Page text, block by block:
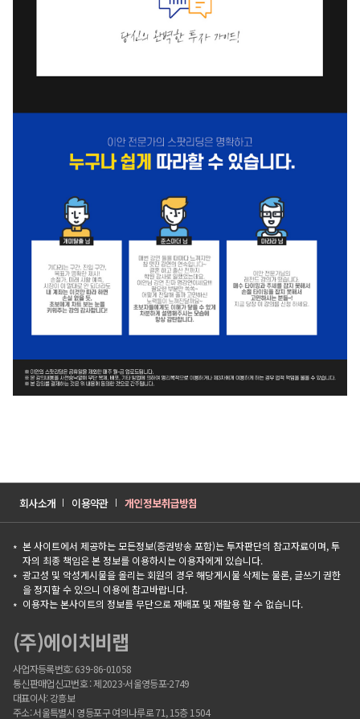
회사소개 이용약관 개인정보취급방침
본 사이트에서 제공하는 모든정보(증권방송 포함)는 투자판단의 참고자료이며, 투
자의 최종 책임은 본 정보를 이용하시는 이용자에게 있습니다.
광고성 및 악성게시물을 올리는 회원의 경우 해당게시물 삭제는 물론, 글쓰기 권한
을 정지할 수 있으니 이용에 참고바랍니다.
이용자는 본사이트의 정보를 무단으로 재배포 및 재활용 할 수 없습니다.
(주)에이치비랩
사업자등록번호: 639-86-01058
통신판매업신고번호 : 제2023-서울영등포-2749
대표이사: 강흥보
주소: 서울특별시 영등포구 여의나루로 71, 15층 1504